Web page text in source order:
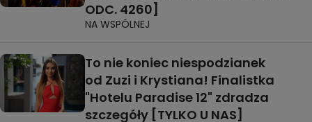
ODC. 4260]
NA WSPÓLNEJ
To nie koniec niespodzianek
od Zuzi i Krystiana! Finalistka
"Hotelu Paradise 12" zdradza
szczegóły [TYLKO U NAS]